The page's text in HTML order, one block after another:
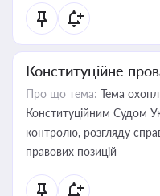
Конституційне
Про що тема: Тема
Конституційним Судом
контролю, розгляду
правових позицій